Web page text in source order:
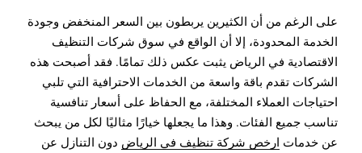
على الرغم من أن الكثيرين يربطون بين السعر المنخفض وجودة
الخدمة المحدودة، إلا أن الواقع في سوق شركات التنظيف
الاقتصادية في الرياض يثبت عكس ذلك تمامًا. فقد أصبحت هذه
الشركات تقدم باقة واسعة من الخدمات الاحترافية التي تلبي
احتياجات العملاء المختلفة، مع الحفاظ على أسعار تنافسية
تناسب جميع الفئات. وهذا ما يجعلها خيارًا مثاليًا لكل من يبحث
عن خدمات ارخص شركة تنظيف في الرياض دون التنازل عن